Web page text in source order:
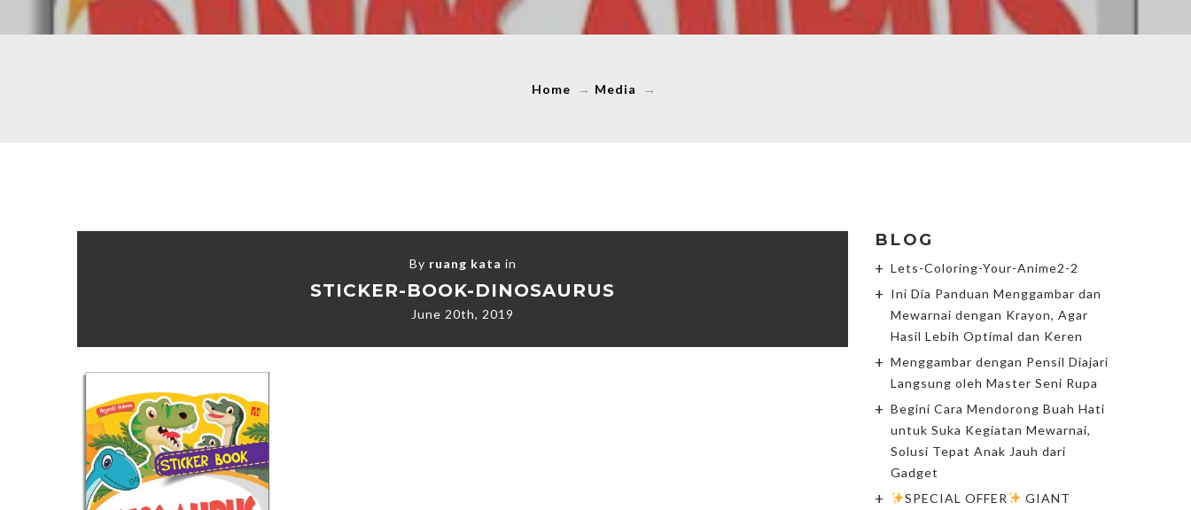
Home → Media →
By ruang kata in
STICKER-BOOK-DINOSAURUS
June 20th, 2019
BLOG
Lets-Coloring-Your-Anime2-2
Ini Dia Panduan Menggambar dan
Mewarnai dengan Krayon, Agar
Hasil Lebih Optimal dan Keren
Menggambar dengan Pensil Diajari
Langsung oleh Master Seni Rupa
Begini Cara Mendorong Buah Hati
untuk Suka Kegiatan Mewarnai,
Solusi Tepat Anak Jauh dari
Gadget
SPECIAL OFFER
GIANT